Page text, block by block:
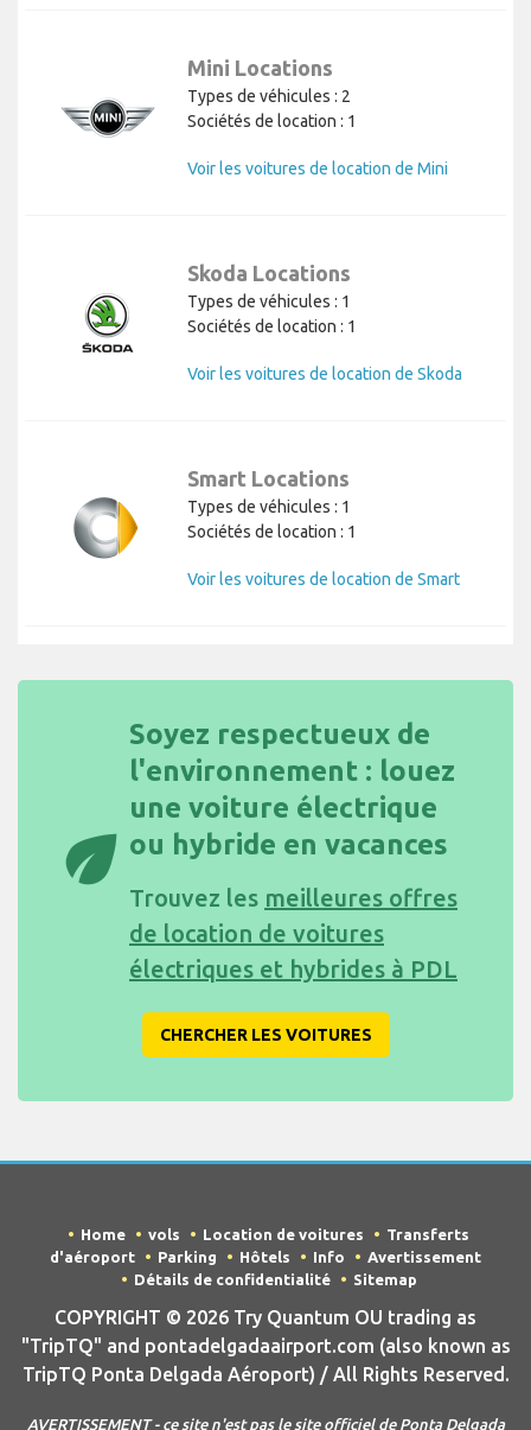
Mini Locations
Types de véhicules : 2
Sociétés de location : 1
Voir les voitures de location de Mini
Skoda Locations
Types de véhicules : 1
Sociétés de location : 1
Voir les voitures de location de Skoda
Smart Locations
Types de véhicules : 1
Sociétés de location : 1
Voir les voitures de location de Smart
eco
Soyez respectueux de
l'environnement : louez
une voiture électrique
ou hybride en vacances
Trouvez les meilleures offres
de location de voitures
électriques et hybrides à PDL
CHERCHER LES VOITURES
Home vols Location de voitures
Transferts
d'aéroport
Parking Hôtels Info
Avertissement
Détails de confidentialité
Sitemap
COPYRIGHT © 2026 Try Quantum OU trading as
"TripTQ" and pontadelgadaairport.com (also known as
TripTQ Ponta Delgada Aéroport) / All Rights Reserved.
AVERTISSEMENT - ce site n'est pas le site officiel de Ponta Delgada